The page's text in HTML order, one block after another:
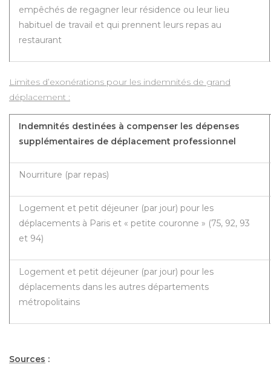
empêchés de regagner leur résidence ou leur lieu
habituel de travail et qui prennent leurs repas au
restaurant
Limites d’exonérations pour les indemnités de grand
déplacement :
Indemnités destinées à compenser les dépenses
supplémentaires de déplacement professionnel
Nourriture (par repas)
Logement et petit déjeuner (par jour) pour les
déplacements à Paris et « petite couronne » (75, 92, 93
et 94)
Logement et petit déjeuner (par jour) pour les
déplacements dans les autres départements
métropolitains
Sources :